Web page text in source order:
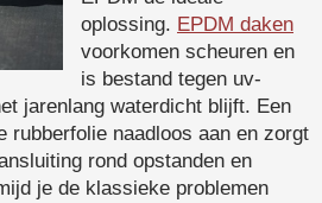
oplossing. EPDM daken
voorkomen scheuren en
is bestand tegen uv-
jarenlang waterdicht blijft. Een
rubberfolie naadloos aan en zorgt
rond opstanden en
je de klassieke problemen